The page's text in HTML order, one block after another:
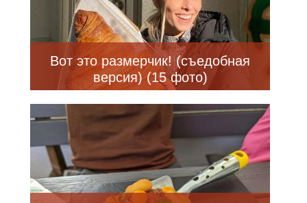
Вот это размерчик! (съедобная
версия) (15 фото)